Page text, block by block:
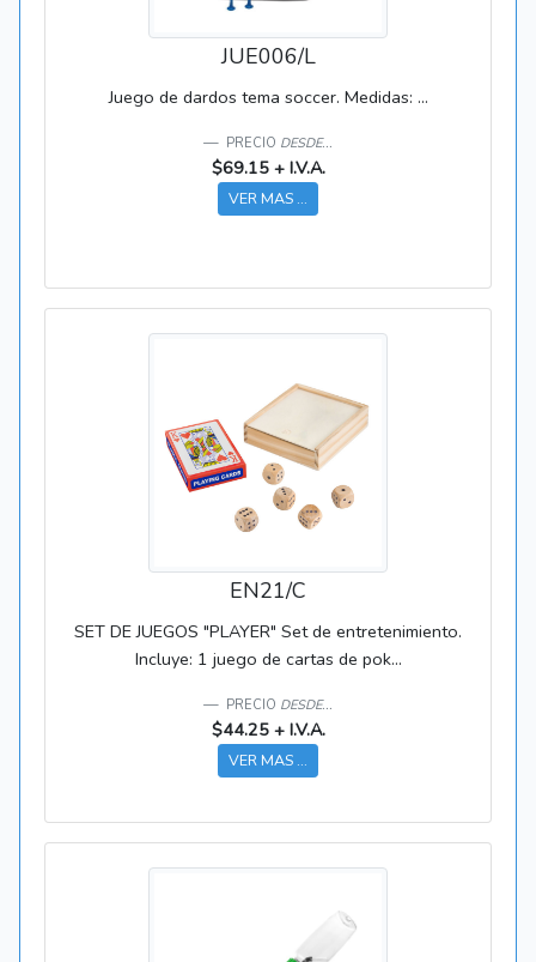
JUE006/L
Juego de dardos tema soccer. Medidas: ...
PRECIO DESDE...
$69.15 + I.V.A.
VER MAS ...
EN21/C
SET DE JUEGOS "PLAYER" Set de entretenimiento.
Incluye: 1 juego de cartas de pok...
PRECIO DESDE...
$44.25 + I.V.A.
VER MAS ...